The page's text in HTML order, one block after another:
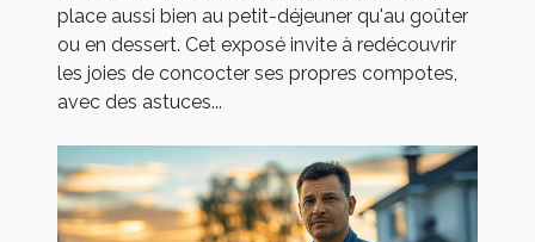
place aussi bien au petit-déjeuner qu'au goûter
ou en dessert. Cet exposé invite à redécouvrir
les joies de concocter ses propres compotes,
avec des astuces...